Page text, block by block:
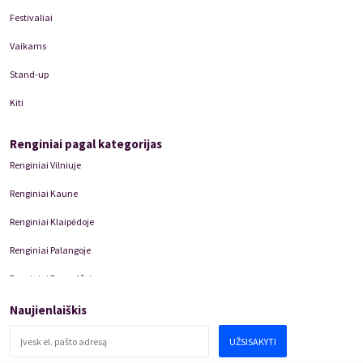
Festivaliai
Vaikams
Stand-up
Kiti
Renginiai pagal kategorijas
Renginiai Vilniuje
Renginiai Kaune
Renginiai Klaipėdoje
Renginiai Palangoje
Renginiai Panevėžyje
Domino Teatro Spektakliai
Naujienlaiškis
UŽSISAKYTI